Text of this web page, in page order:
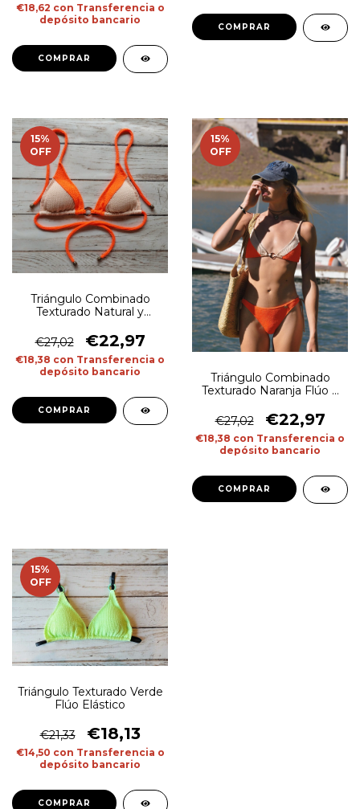
€18,62 con Transferencia o
depósito bancario
COMPRAR
COMPRAR
15%
OFF
Triángulo Combinado
Texturado Natural y
€27,02
€22,97
€18,38 con Transferencia o
depósito bancario
COMPRAR
15%
OFF
Triángulo Combinado
Texturado Naranja Flúo y
€27,02
€22,97
€18,38 con Transferencia o
depósito bancario
COMPRAR
15%
OFF
Triángulo Texturado Verde
Flúo Elástico
€21,33 €18,13
€14,50 con Transferencia o
depósito bancario
COMPRAR